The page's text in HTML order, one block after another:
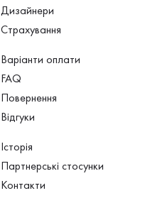
Дизайнери
Страхування
Варіанти оплати
FAQ
Повернення
Відгуки
Історія
Партнерські стосунки
Контакти